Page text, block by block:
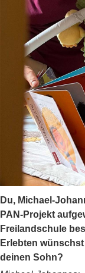
Du, Michael-
PAN-Projekt
Freilandschule
Erlebten
deinen Sohn?